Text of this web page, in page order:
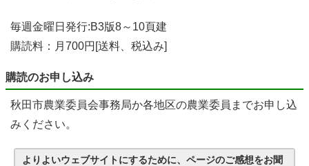
毎週金曜日発行:B3版8～10頁建
購読料：月700円[送料、税込み]
購読のお申し込み
秋田市農業委員会事務局か各地区の農業委員までお申し込
みください。
よりよいウェブサイトにするために、ページのご感想をお聞